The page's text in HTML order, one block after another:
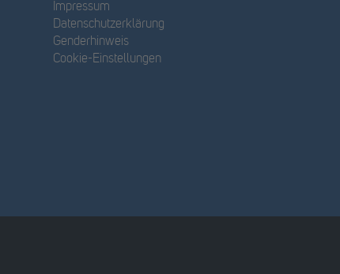
Impressum
Datenschutzerklärung
Genderhinweis
Cookie-Einstellungen